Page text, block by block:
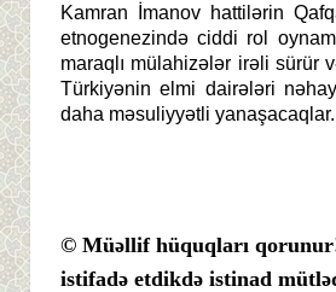
Kamran İmanov hattilərin
etnogenezində ciddi rol
maraqlı mülahizələr irəli sürür
Türkiyənin elmi dairələri
daha məsuliyyətli yanaşacaqlar.
© Müəllif hüquqları
istifadə etdikdə istinad